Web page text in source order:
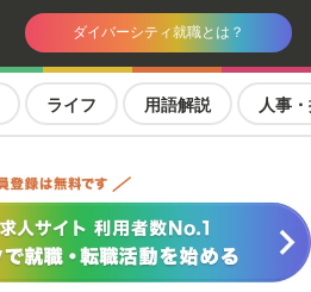
ダイバーシティ就職とは？
ライフ 用語解説 人事